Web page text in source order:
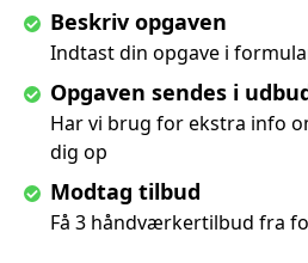
Beskriv opgaven
Indtast din opgave i
Opgaven sendes i
Har vi brug for ekstra info
dig op
Modtag tilbud
Få 3 håndværkertilbud fra